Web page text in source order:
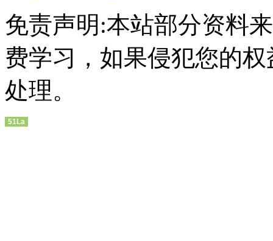
免责声明:本站部分资料
费学习，如果侵犯您的
处理。
51La